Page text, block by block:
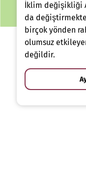
İklim değişikliği
da
birçok yönden
olumsuz
değildir.